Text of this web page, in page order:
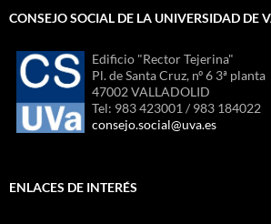
CONSEJO SOCIAL DE LA UNIVERSIDAD DE
Edificio "Rector Tejerina"
Pl. de Santa Cruz, nº 6 3ª planta
47002 VALLADOLID
Tel: 983 423001 / 983 184022
consejo.social@uva.es
ENLACES DE INTERÉS